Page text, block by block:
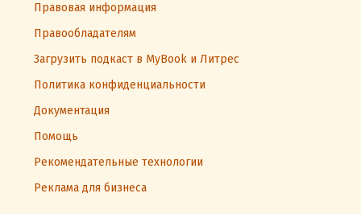
Правовая информация
Правообладателям
Загрузить подкаст в MyBook и Литрес
Политика конфиденциальности
Документация
Помощь
Рекомендательные технологии
Реклама для бизнеса